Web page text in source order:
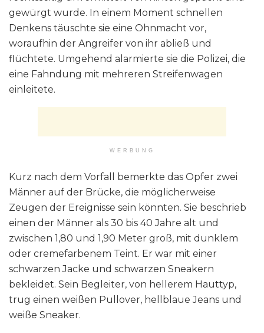
gewürgt wurde. In einem Moment schnellen
Denkens täuschte sie eine Ohnmacht vor,
woraufhin der Angreifer von ihr abließ und
flüchtete. Umgehend alarmierte sie die Polizei, die
eine Fahndung mit mehreren Streifenwagen
einleitete.
WERBUNG
Kurz nach dem Vorfall bemerkte das Opfer zwei
Männer auf der Brücke, die möglicherweise
Zeugen der Ereignisse sein könnten. Sie beschrieb
einen der Männer als 30 bis 40 Jahre alt und
zwischen 1,80 und 1,90 Meter groß, mit dunklem
oder cremefarbenem Teint. Er war mit einer
schwarzen Jacke und schwarzen Sneakern
bekleidet. Sein Begleiter, von hellerem Hauttyp,
trug einen weißen Pullover, hellblaue Jeans und
weiße Sneaker.